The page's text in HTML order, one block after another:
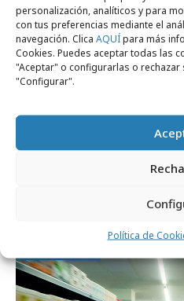
personalización, analíticos y para
con tus preferencias mediante el
navegación. Clica AQUÍpara más
Cookies. Puedes aceptar todas las
"Aceptar" o configurarlas o
"Configurar".
Política de
miércoles, 27 de mayo 2026
Havaianas, Vinícius
el espíritu brasileño